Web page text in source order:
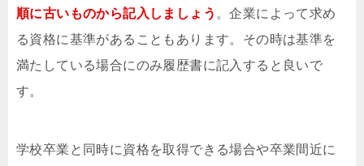
順に古いものから記入しましょう 。企業によって求め
る資格に基準があることもあります。その時は基準を
満たしている場合にのみ履歴書に記入すると良いで
す。
学校卒業と同時に資格を取得できる場合や卒業間近に